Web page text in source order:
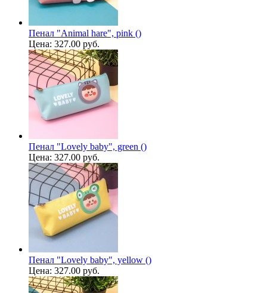
Пенал "Animal hare", pink ()
Цена: 327.00 руб.
Пенал "Lovely baby", green ()
Цена: 327.00 руб.
Пенал "Lovely baby", yellow ()
Цена: 327.00 руб.